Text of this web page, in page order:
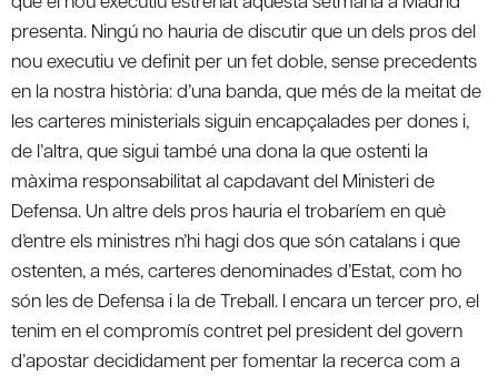
presenta. Ningú no hauria de discutir que un dels pros del
nou executiu ve definit per un fet doble, sense precedents
en la nostra història: d’una banda, que més de la meitat de
les carteres ministerials siguin encapçalades per dones i,
de l’altra, que sigui també una dona la que ostenti la
màxima responsabilitat al capdavant del Ministeri de
Defensa. Un altre dels pros hauria el trobaríem en què
d’entre els ministres n’hi hagi dos que són catalans i que
ostenten, a més, carteres denominades d’Estat, com ho
són les de Defensa i la de Treball. I encara un tercer pro, el
tenim en el compromís contret pel president del govern
d’apostar decididament per fomentar la recerca com a